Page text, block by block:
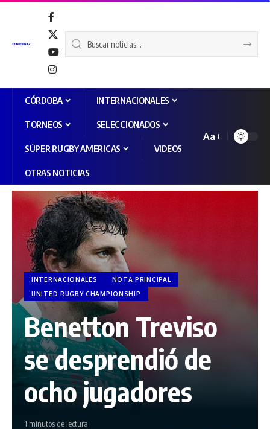
CÓRDOBA INTERNACIONALES
TORNEOS SELECCIONADOS
SÚPER RUGBY AMERICAS VIDEOS
OTRAS NOTICIAS
Aa
INTERNACIONALES
NOTA PRINCIPAL
UNITED RUGBY CHAMPIONSHIP
Benetton Treviso
se desprendió de
ocho jugadores
1 minutos de lectura